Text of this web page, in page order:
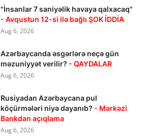
"İnsanlar 7 saniyəlik havaya qalxacaq"
- Avqustun 12-si ilə bağlı ŞOK İDDİA
Aug 6, 2026
Azərbaycanda əsgərlərə neçə gün
məzuniyyət verilir? - QAYDALAR
Aug 6, 2026
Rusiyadan Azərbaycana pul
köçürmələri niyə dayanıb? - Mərkəzi
Bankdan açıqlama
Aug 6, 2026